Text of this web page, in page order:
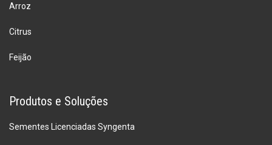
Arroz
Citrus
Feijão
Produtos e Soluções
Sementes Licenciadas Syngenta